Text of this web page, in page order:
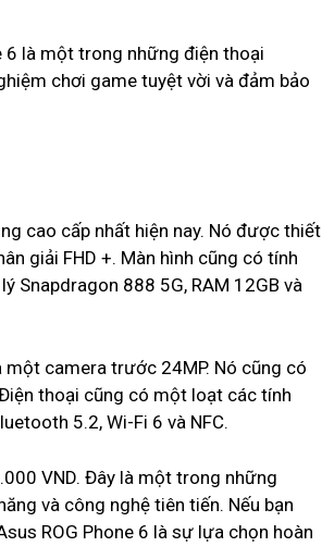
6 là một trong những điện thoại
chơi game tuyệt vời và đảm bảo
cao cấp nhất hiện nay. Nó được thiết
giải FHD +. Màn hình cũng có tính
Snapdragon 888 5G, RAM 12GB và
một camera trước 24MP. Nó cũng có
thoại cũng có một loạt các tính
5.2, Wi-Fi 6 và NFC.
VND. Đây là một trong những
và công nghệ tiên tiến. Nếu bạn
ROG Phone 6 là sự lựa chọn hoàn